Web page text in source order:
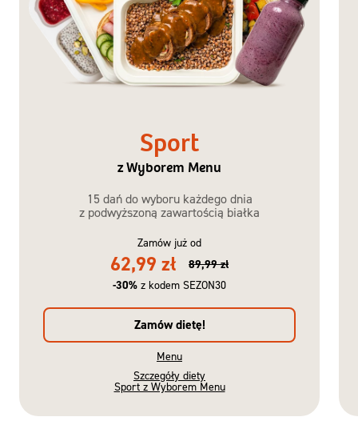
Sport
z Wyborem Menu
15 dań do wyboru każdego dnia
z podwyższoną zawartością białka
Zamów już od
62,99 zł
89,99 zł
-30% z kodem SEZON30
Zamów dietę!
Menu
Szczegóły diety
Sport z Wyborem Menu